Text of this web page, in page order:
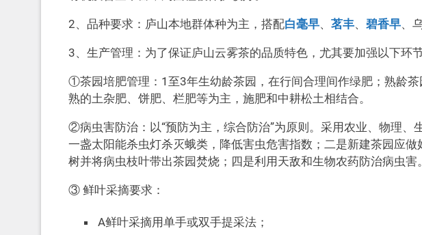
2、品种要求：庐山本地群体种为主，搭配白毫早、 茗丰、 碧香早、
3、生产管理：为了保证庐山云雾茶的品质特色，尤其要加强以下环
①茶园培肥管理：1至3年生幼龄茶园，在行间合理间作绿肥；熟龄
熟的土杂肥、饼肥、栏肥等为主，施肥和中耕松土相结合。
②病虫害防治：以“预防为主，综合防治”为原则。采用农业、物理、
一盏太阳能杀虫灯杀灭蛾类，降低害虫危害指数；二是新建茶园应
树并将病虫枝叶带出茶园焚烧；四是利用天敌和生物农药防治病虫害。
③ 鲜叶采摘要求：
A鲜叶采摘用单手或双手提采法；